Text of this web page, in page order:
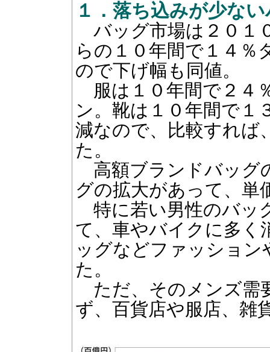
１．落ち込みが少な
バッグ市場は２０１
らの１０年間で１４％
ので下げ幅も同値。
服は１０年間で２４
ン。靴は１０年間で１
減なので、比較すれば
た。
高額ブランドバッグ
グの拡大があって、単
特に若い男性のバッ
て、車やバイクに多く
ッグなどファッション
た。
ただ、そのメンズ需
ず、百貨店や服店、雑